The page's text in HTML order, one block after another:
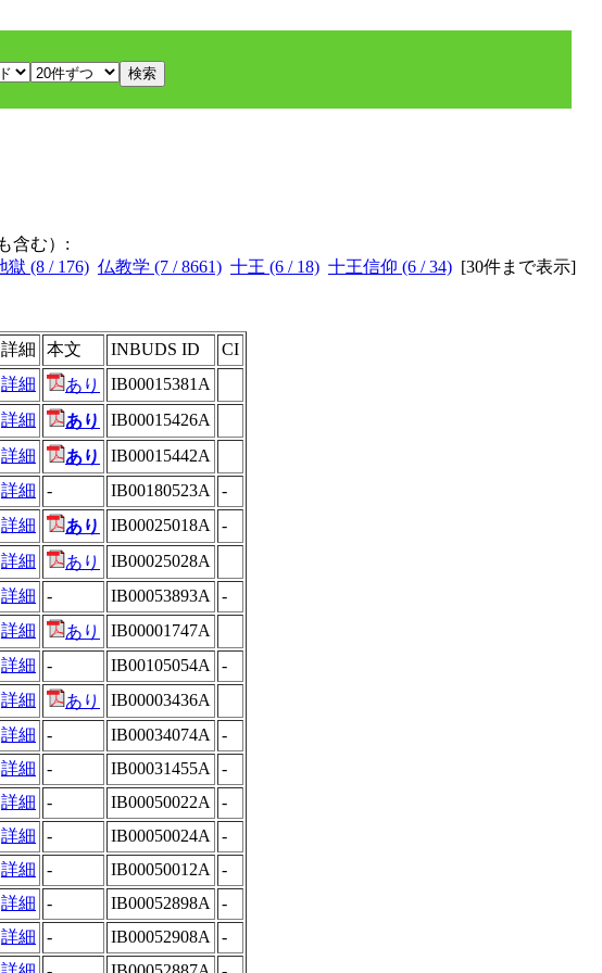
含む）:
獄 (8 / 176) 仏教学 (7 / 8661) 十王 (6 / 18) 十王信仰 (6 / 34) [30件まで表示]
詳細 本文 INBUDS ID
CI
詳細 あり
IB00015381A
詳細 あり
IB00015426A
詳細 あり
IB00015442A
詳細 - IB00180523A
-
詳細 あり IB00025018A
-
詳細 あり
IB00025028A
詳細 - IB00053893A
-
詳細 あり
IB00001747A
詳細 - IB00105054A
-
詳細 あり
IB00003436A
詳細 - IB00034074A
-
詳細 - IB00031455A
-
詳細 - IB00050022A
-
詳細 - IB00050024A
-
詳細 - IB00050012A
-
詳細 - IB00052898A
-
詳細 - IB00052908A
-